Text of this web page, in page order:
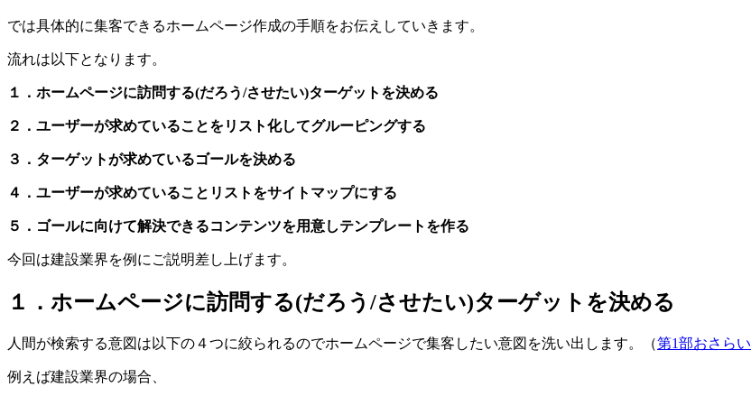
では具体的に集客できるホームページ作成の手順をお伝えしていきます。
流れは以下となります。
１．ホームページに訪問する(だろう/させたい)ターゲットを決める
２．ユーザーが求めていることをリスト化してグルーピングする
３．ターゲットが求めているゴールを決める
４．ユーザーが求めていることリストをサイトマップにする
５．ゴールに向けて解決できるコンテンツを用意しテンプレートを作る
今回は建設業界を例にご説明差し上げます。
１．ホームページに訪問する(だろう/させたい)ターゲットを決める
人間が検索する意図は以下の４つに絞られるのでホームページで集客したい意図を洗い出します。（第1部おさらい
例えば建設業界の場合、